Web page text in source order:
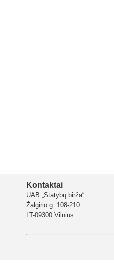
Kontaktai
UAB „Statybų birža“
Žalgirio g. 108-210
LT-09300 Vilnius